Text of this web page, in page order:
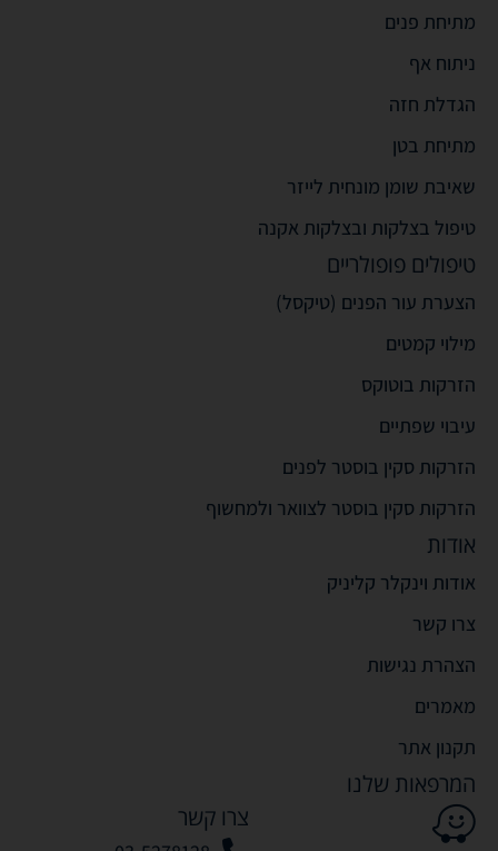
מתיחת פנים
ניתוח אף
הגדלת חזה
מתיחת בטן
שאיבת שומן מונחית לייזר
טיפול בצלקות ובצלקות אקנה
טיפולים פופולריים
הצערת עור הפנים (טיקסל)
מילוי קמטים
הזרקות בוטוקס
עיבוי שפתיים
הזרקות סקין בוסטר לפנים
הזרקות סקין בוסטר לצוואר ולמחשוף
אודות
אודות וינקלר קליניק
צרו קשר
הצהרת נגישות
מאמרים
תקנון אתר
המרפאות שלנו
צרו קשר